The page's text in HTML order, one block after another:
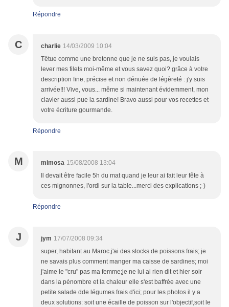
Répondre
C charlie 14/03/2009 10:04
Têtue comme une bretonne que je ne suis pas, je voulais
lever mes filets moi-même et vous savez quoi? grâce à votre
description fine, précise et non dénuée de légèreté : j'y suis
arrivée!!! Vive, vous... même si maintenant évidemment, mon
clavier aussi pue la sardine! Bravo aussi pour vos recettes et
votre écriture gourmande.
Répondre
M mimosa 15/08/2008 13:04
Il devait être facile 5h du mat quand je leur ai fait leur fête à
ces mignonnes, l'ordi sur la table...merci des explications ;-)
Répondre
J jym 17/07/2008 09:34
super, habitant au Maroc,j'ai des stocks de poissons frais; je
ne savais plus comment manger ma caisse de sardines; moi
j'aime le "cru" pas ma femme;je ne lui ai rien dit et hier soir
dans la pénombre et la chaleur elle s'est baffrée avec une
petite salade dde légumes frais d'ici; pour les photos il y a
deux solutions: soit une écaille de poisson sur l'objectif,soit le